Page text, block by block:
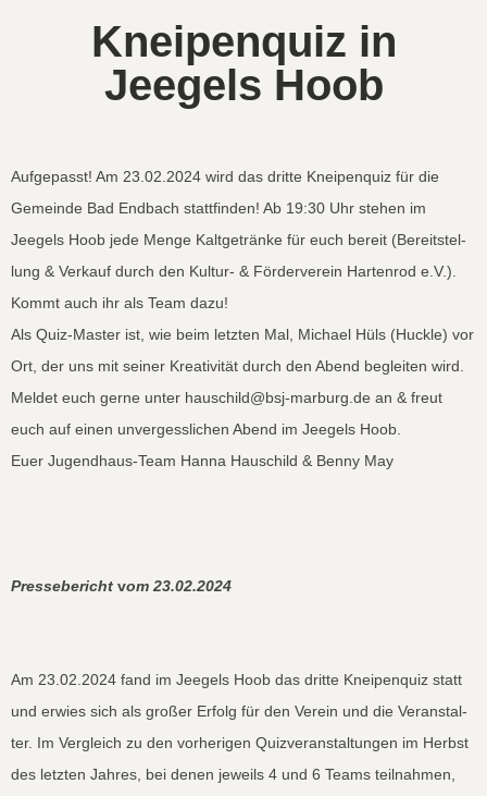
Kneipenquiz in
Jeegels Hoob
Aufgepasst! Am 23.02.2024 wird das dritte Kneipen­quiz für die
Gemeinde Bad End­bach stat­tfind­en! Ab 19:30 Uhr ste­hen im
Jeegels Hoob jede Menge Kalt­getränke für euch bere­it (Bere­it­stel­
lung & Verkauf durch den Kul­tur- & Fördervere­in Harten­rod e.V.).
Kommt auch ihr als Team dazu!
Als Quiz-Mas­ter ist, wie beim let­zten Mal, Michael Hüls (Huck­le) vor
Ort, der uns mit sein­er Kreativ­ität durch den Abend begleit­en wird.
Meldet euch gerne unter hauschild@bsj-marburg.de an & freut
euch auf einen unvergesslichen Abend im Jeegels Hoob.
Euer Jugend­haus-Team Han­na Hauschild & Ben­ny May
Presse­bericht vom 23.02.2024
Am 23.02.2024 fand im Jeegels Hoob das dritte Kneipen­quiz statt
und erwies sich als großer Erfolg für den Vere­in und die Ver­anstal­
ter. Im Ver­gle­ich zu den vorheri­gen Quizver­anstal­tun­gen im Herb­st
des let­zten Jahres, bei denen jew­eils 4 und 6 Teams teil­nah­men,